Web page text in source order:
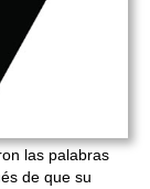
las palabras
de que su